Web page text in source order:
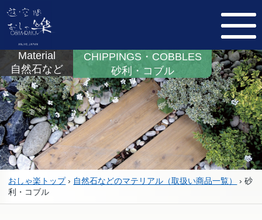
Material
自然石など
CHIPPINGS・COBBLES
砂利・コブル
おしゃ楽トップ› 自然石などのマテリアル（取扱い商品一覧） ›砂
利・コブル